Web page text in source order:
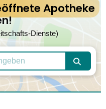
Apotheke
Dienste)